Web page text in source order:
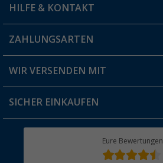
Vorteilskarte
Blog
Jobs & Karriere
HILFE & KONTAKT
FAQ & Kontakt
Versandinformationen
Rücksendung
ZAHLUNGSARTEN
WIR VERSENDEN MIT
SICHER EINKAUFEN
Eure Bewertungen